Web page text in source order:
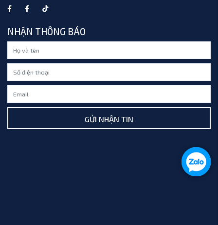
NHẬN THÔNG BÁO
GỬI NHẬN TIN